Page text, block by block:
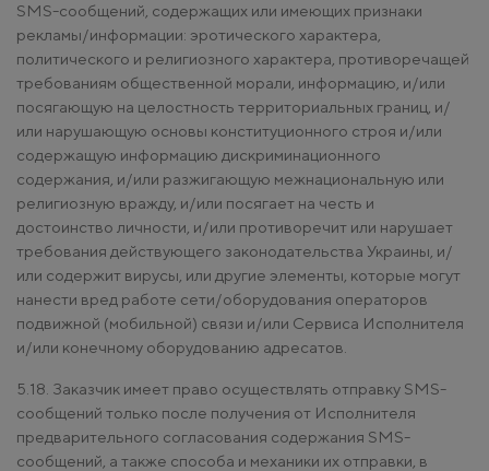
SMS-сообщений, содержащих или имеющих признаки
рекламы/информации: эротического характера,
политического и религиозного характера, противоречащей
требованиям общественной морали, информацию, и/или
посягающую на целостность территориальных границ, и/
или нарушающую основы конституционного строя и/или
содержащую информацию дискриминационного
содержания, и/или разжигающую межнациональную или
религиозную вражду, и/или посягает на честь и
достоинство личности, и/или противоречит или нарушает
требования действующего законодательства Украины, и/
или содержит вирусы, или другие элементы, которые могут
нанести вред работе сети/оборудования операторов
подвижной (мобильной) связи и/или Сервиса Исполнителя
и/или конечному оборудованию адресатов.
5.18. Заказчик имеет право осуществлять отправку SMS-
сообщений только после получения от Исполнителя
предварительного согласования содержания SMS-
сообщений, а также способа и механики их отправки, в